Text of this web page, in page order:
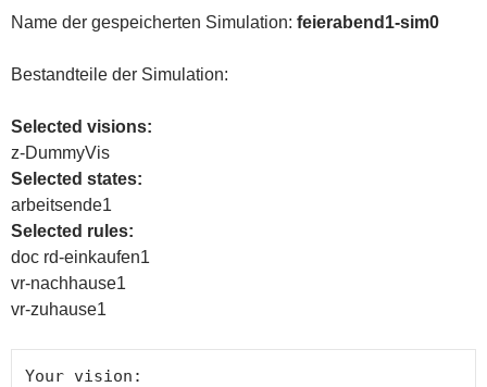
Name der gespeicherten Simulation: feierabend1-sim0
Bestandteile der Simulation:
Selected visions:
z-DummyVis
Selected states:
arbeitsende1
Selected rules:
doc rd-einkaufen1
vr-nachhause1
vr-zuhause1
Your vision: